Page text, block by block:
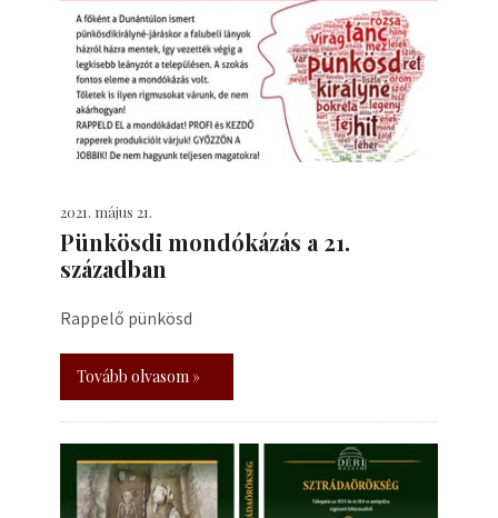
2021. május 21.
Pünkösdi mondókázás a 21.
században
Rappelő pünkösd
Tovább olvasom »